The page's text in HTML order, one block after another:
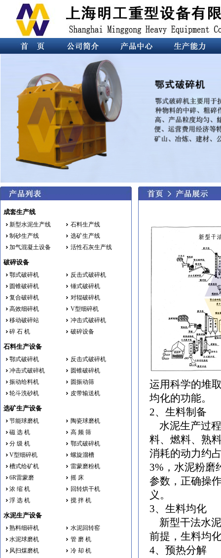
运用科学的堆
均化的功能。
2、生料制备
水泥生产过
料、燃料、熟
消耗的动力约
3%，水泥粉磨
参数，正确操
义。
3、生料均化
新型干法水
前提，生料均
4、预热分解
成套生产线
新型水泥生产线
石料生产线
制砂生产线
选矿生产线
加气混凝土设备
活性石灰生产线
破碎设备
鄂式破碎机
反击式破碎机
圆锥破碎机
锤式破碎机
复合破碎机
对辊破碎机
高效细碎机
V型细碎机
移动破碎站
冲击式破碎机
碎 石 机
破碎设备
石料生产设备
鄂式破碎机
反击式破碎机
冲击式破碎机
圆锥破碎机
振动给料机
圆振动筛
轮斗洗砂机
皮带输送机
选矿生产设备
节能球磨机
陶瓷球磨机
磁 选 机
高 频 筛
分 级 机
鄂式破碎机
V型细碎机
螺旋溜槽
槽式给矿机
雷蒙磨粉机
6R雷蒙磨
摇 床
浓 缩 机
回转烘干机
浮 选 机
搅 拌 机
水泥生产设备
熟料细碎机
水泥回转窑
水泥球磨机
管 磨 机
风扫煤磨机
冷 却 机